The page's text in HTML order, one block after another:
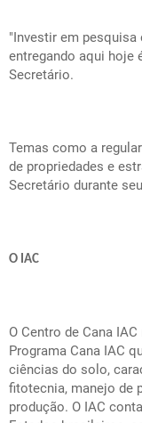
"Investir em pesquisa
entregando aqui hoje
Secretário.
Temas como a
de propriedades e
Secretário durante
O IAC
O Centro de Cana
Programa Cana IAC
ciências do solo,
fitotecnia, manejo de
produção. O IAC